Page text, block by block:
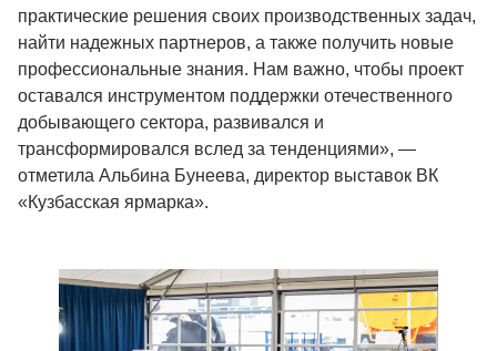
практические решения своих производственных задач,
найти надежных партнеров, а также получить новые
профессиональные знания. Нам важно, чтобы проект
оставался инструментом поддержки отечественного
добывающего сектора, развивался и
трансформировался вслед за тенденциями», —
отметила Альбина Бунеева, директор выставок ВК
«Кузбасская ярмарка».